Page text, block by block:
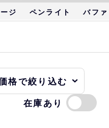
ジ ペンライト バフ
在庫あり